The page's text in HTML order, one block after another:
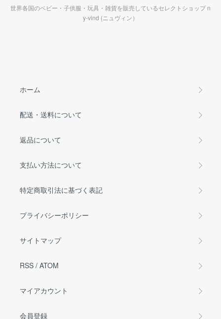
世界各国のベビー・子供服・玩具・雑貨を販売しているセレクトショップ n
y-vind (ニュヴィン）
ホーム
配送・送料について
返品について
支払い方法について
特定商取引法に基づく表記
プライバシーポリシー
サイトマップ
RSS / ATOM
マイアカウント
会員登録